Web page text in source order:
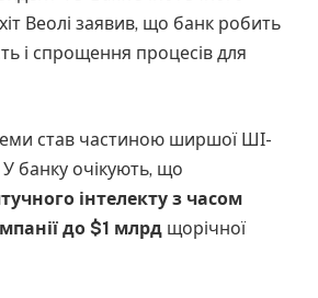
Веолі заявив, що банк робить
і спрощення процесів для
став частиною ширшої ШІ-
У банку очікують, що
інтелекту з часом
до $1 млрд щорічної